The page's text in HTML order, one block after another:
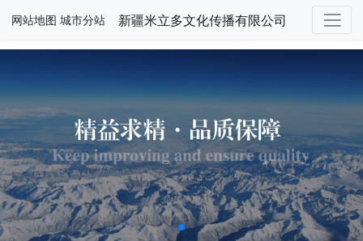
网站地图 城市分站 新疆米立多文化传播有限公司